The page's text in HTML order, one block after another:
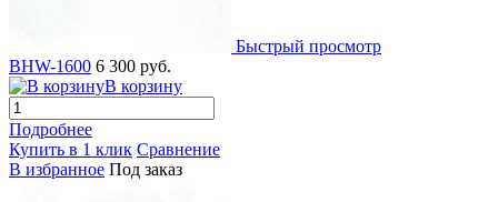
Быстрый просмотр
BHW-1600 6 300 руб.
В корзину
Подробнее
Купить в 1 клик Сравнение
В избранное Под заказ